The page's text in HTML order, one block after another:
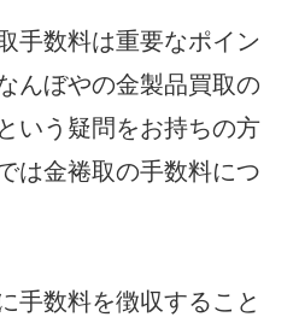
手数料は重要なポイン
んぼやの金製品買取の
いう疑問をお持ちの方
は金裷取の手数料につ
手数料を徴収すること